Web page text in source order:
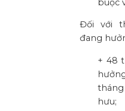
buộc
Đối với
đang
+ 48
hưu;